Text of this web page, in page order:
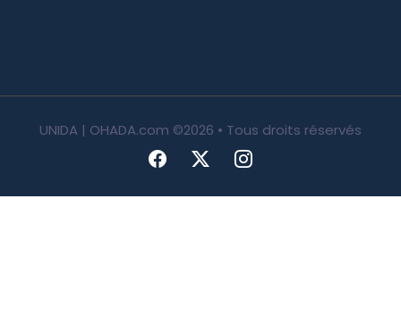
UNIDA | OHADA.com ©2026 • Tous droits réservés